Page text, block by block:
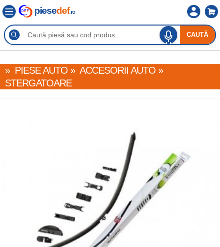
CAUTĂ
piesedef.ro
» PIESE AUTO » ACCESORII AUTO »
STERGATOARE